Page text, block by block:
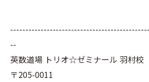
--
英数道場 トリオ☆ゼミナール 羽村校
〒205-0011